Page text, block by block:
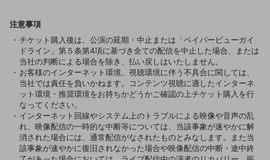
注意事項
チケット購入後は、公演の延期・中止または「ペイパービューガイ
ドライン」第５条第4項に基づき全ての配信を中止した場合、または
当社の判断による場合を除き、払い戻しはいたしません。
お客様のインターネット環境、視聴環境に伴う不具合に関しては、
当社では責任を負いかねます。コンテンツ視聴に適したインターネ
ット環境・推奨環境をお持ちかどうかご確認の上チケット購入を行
なってください。
インターネット回線やシステム上のトラブルによる映像や音声の乱
れ、映像配信の一時的な中断等については、当該事象が速やかに解
消された場合には、通常配信がなされたものとみなします。また当
該事象が速やかに復旧されなかった場合や映像配信の中断・途中終